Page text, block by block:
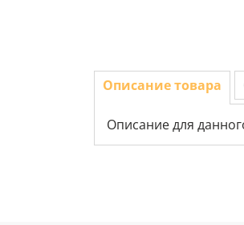
Описание товара
Описание для